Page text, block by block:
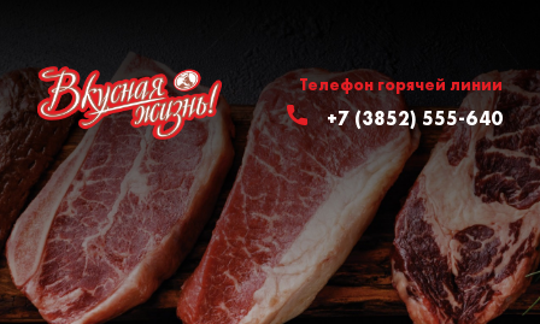
Телефон горячей линии
+7 (3852) 555-640